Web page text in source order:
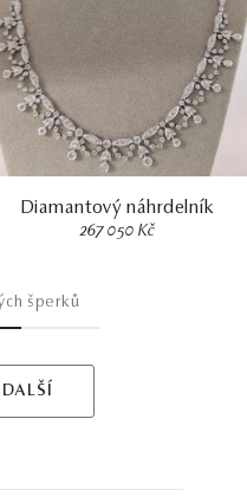
Diamantový náhrdelník
267 050 Kč
šperků